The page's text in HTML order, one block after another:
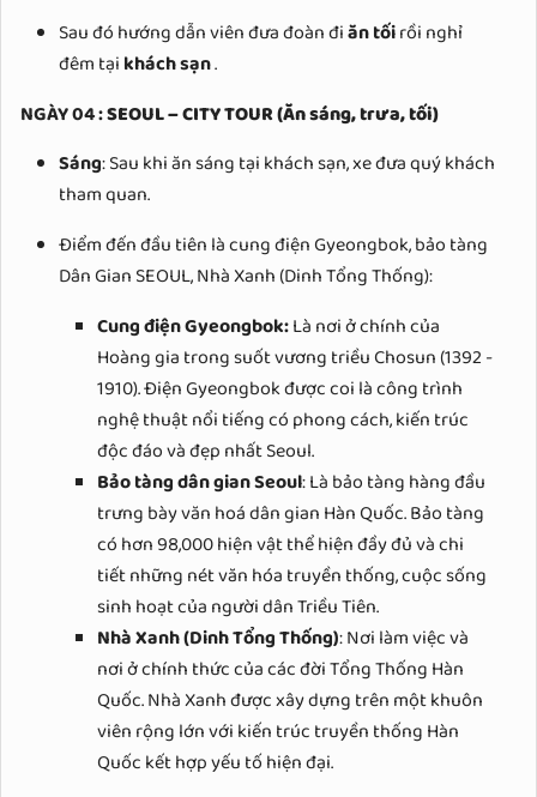
Sau đó hướng dẫn viên đưa đoàn điăn tốirồi nghỉ
đêm tại khách sạn.
NGÀY 04 :SEOUL – CITY TOUR(Ăn sáng, trưa, tối)
Sáng: Sau khi ăn sáng tại khách sạn, xe đưa quý khách
tham quan.
Điểm đến đầu tiên là cung điện Gyeongbok, bảo tàng
Dân Gian SEOUL, Nhà Xanh (Dinh Tổng Thống):
Cung điện Gyeongbok:Là nơi ở chính của
Hoàng gia trong suốt vương triều Chosun (1392 -
1910). Điện Gyeongbok được coi là công trình
nghệ thuật nổi tiếng có phong cách, kiến trúc
độc đáo và đẹp nhất Seoul.
Bảo tàng dân gian Seoul: Là bảo tàng hàng đầu
trưng bày văn hoá dân gian Hàn Quốc. Bảo tàng
có hơn 98,000 hiện vật thể hiện đầy đủ và chi
tiết những nét văn hóa truyền thống, cuộc sống
sinh hoạt của người dân Triều Tiên.
Nhà Xanh (Dinh Tổng Thống): Nơi làm việc và
nơi ở chính thức của các đời Tổng Thống Hàn
Quốc. Nhà Xanh được xây dựng trên một khuôn
viên rộng lớn với kiến trúc truyền thống Hàn
Quốc kết hợp yếu tố hiện đại.